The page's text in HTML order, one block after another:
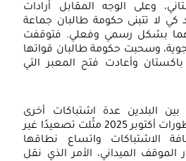
وعلى الوجه المقابل أرادات
لا تتبنى حكومة طالبان جماعة
بشكل رسمي وفعلي. فتوقفت
وسحبت حكومة طالبان قواتها
وأعادت فتح المعبر التي
البلدين عدة اشتباكات أخرى
محدودة لاحقًا، غير أن تطورات أكتوبر 2025 مثّلت تصعيدًا غير
الاشتباكات واتساع نطاقها
الميداني، الأمر الذي نقل